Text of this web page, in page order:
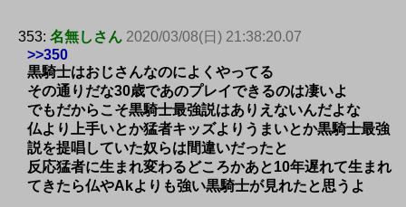
353: 名無しさん 2020/03/08(日) 21:38:20.07
>>350
黒騎士はおじさんなのによくやってる
その通りだな30歳であのプレイできるのは凄いよ
でもだからこそ黒騎士最強説はありえないんだよな
仏より上手いとか猛者キッズよりうまいとか黒騎士最強
説を提唱していた奴らは間違いだったと
反応猛者に生まれ変わるどころかあと10年遅れて生まれ
てきたら仏やAkよりも強い黒騎士が見れたと思うよ